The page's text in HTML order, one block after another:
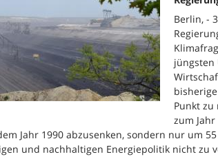
Berlin, -
jüngsten
Punkt zu
zum
Jahr 1990 abzusenken, sondern nur um
und nachhaltigen Energiepolitik nicht zu